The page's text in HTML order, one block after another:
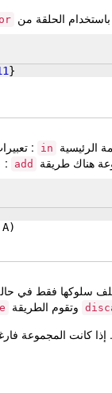
الحلقة من
}
الرئيسية in
:
هناك طريقة add
:
A)
سلوكها فقط في
وتقوم الطريقة
كانت المجموعة